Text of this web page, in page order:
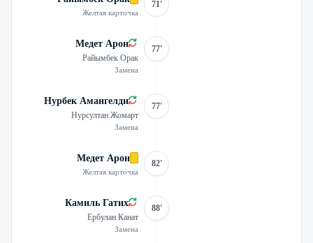
Желтая карточка
71'
Медет Арон
Райымбек Орак
Замена
77'
Нурбек Амангелди
Нурсултан Жомарт
Замена
77'
Медет Арон
Желтая карточка
82'
Камиль Гатих
Ербулан Канат
Замена
88'